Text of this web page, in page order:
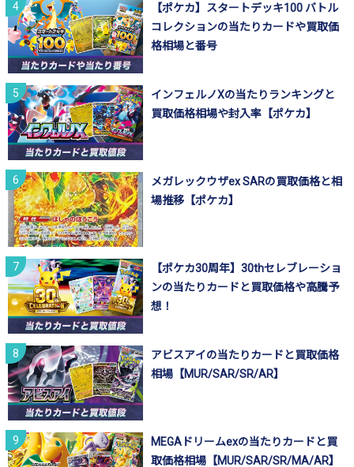
【ポケカ】スタートデッキ100 バトル
コレクションの当たりカードや買取価
格相場と番号
インフェルノXの当たりランキングと
買取価格相場や封入率【ポケカ】
メガレックウザex SARの買取価格と相
場推移【ポケカ】
【ポケカ30周年】30thセレブレーショ
ンの当たりカードと買取価格や高騰予
想！
アビスアイの当たりカードと買取価格
相場【MUR/SAR/SR/AR】
MEGAドリームexの当たりカードと買
取価格相場【MUR/SAR/SR/MA/AR】